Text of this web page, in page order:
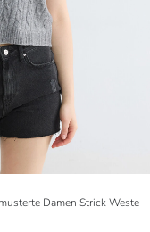
Damen Strick Weste